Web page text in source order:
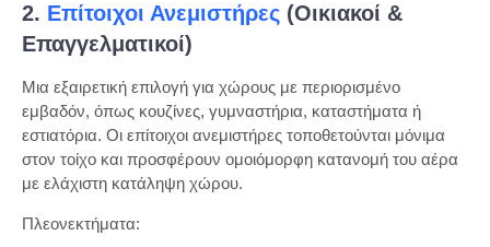
2. Επίτοιχοι Ανεμιστήρες (Οικιακοί &
Επαγγελματικοί)
Μια εξαιρετική επιλογή για χώρους με περιορισμένο
εμβαδόν, όπως κουζίνες, γυμναστήρια, καταστήματα ή
εστιατόρια. Οι επίτοιχοι ανεμιστήρες τοποθετούνται μόνιμα
στον τοίχο και προσφέρουν ομοιόμορφη κατανομή του αέρα
με ελάχιστη κατάληψη χώρου.
Πλεονεκτήματα: